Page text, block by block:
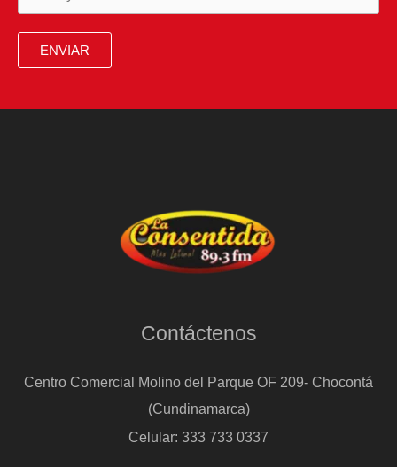
ENVIAR
Contáctenos
Centro Comercial Molino del Parque OF 209- Chocontá
(Cundinamarca)
Celular: 333 733 0337